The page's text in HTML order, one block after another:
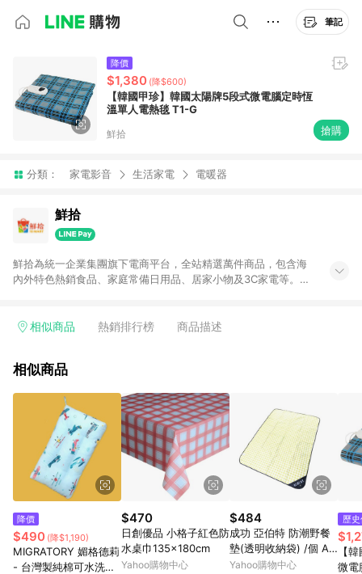
筆記
降價
$1,380 (降$600)
【韓國甲珍】韓國太陽牌5段式微電腦定時恆
溫單人電熱毯 T1-G
鮮拾 搶購
分類： 家電影音 生活家電 電暖器
鮮拾
鮮拾為統一企業集團旗下電商平台，全站精選萬件商品，包含海
內外特色熱銷食品、家庭常備日用品、居家小物及3C家電等。全
有好康。LINE好友招募中搜尋@10mart。 ＊特定 iPhone17 將不
相似商品 熱銷排行榜 商品描述
相似商品
降價
$490 (降$1,190)
MIGRATORY 媚格德莉
- 台灣製純棉可水洗抑
$470
日創優品 小格子紅色防
水桌巾135x180cm
Yahoo購物中心
$484
成功 亞伯特 防潮野餐
墊(透明收納袋) /個 AL
021
Yahoo購物中心
歷
【
微電